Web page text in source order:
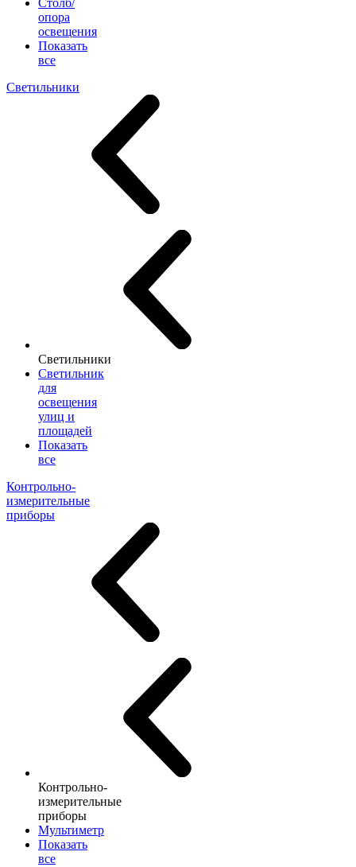
Столб/
опора
освещения
Показать
все
Светильники
Светильники
Светильник
для
освещения
улиц и
площадей
Показать
все
Контрольно-
измерительные
приборы
Контрольно-
измерительные
приборы
Мультиметр
Показать
все